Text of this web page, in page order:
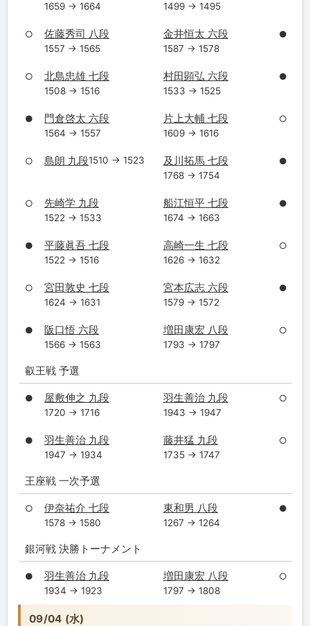
1659 → 1664 1499 → 1495
○ 佐藤秀司 八段
1557 → 1565
金井恒太 六段
1587 → 1578
●
○ 北島忠雄 七段
1508 → 1516
村田顕弘 六段
1533 → 1525
●
● 門倉啓太 六段
1564 → 1557
片上大輔 七段
1609 → 1616
○
○ 島朗 九段1510 → 1523 及川拓馬 七段
1768 → 1754
●
○ 先崎学 九段
1522 → 1533
船江恒平 七段
1674 → 1663
●
● 平藤眞吾 七段
1522 → 1516
高崎一生 七段
1626 → 1632
○
○ 宮田敦史 七段
1624 → 1631
宮本広志 六段
1579 → 1572
●
● 阪口悟 六段
1566 → 1563
増田康宏 八段
1793 → 1797
○
叡王戦 予選
● 屋敷伸之 九段
1720 → 1716
羽生善治 九段
1943 → 1947
○
● 羽生善治 九段
1947 → 1934
藤井猛 九段
1735 → 1747
○
王座戦 一次予選
○ 伊奈祐介 七段
1578 → 1580
東和男 八段
1267 → 1264
●
銀河戦 決勝トーナメント
● 羽生善治 九段
1934 → 1923
増田康宏 八段
1797 → 1808
○
09/04 (水)